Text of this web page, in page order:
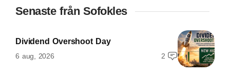
Senaste från Sofokles
Dividend Overshoot Day
6 aug, 2026 2